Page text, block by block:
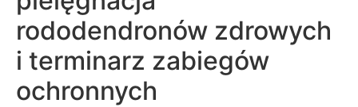
rododendronów zdrowych
i terminarz zabiegów
ochronnych